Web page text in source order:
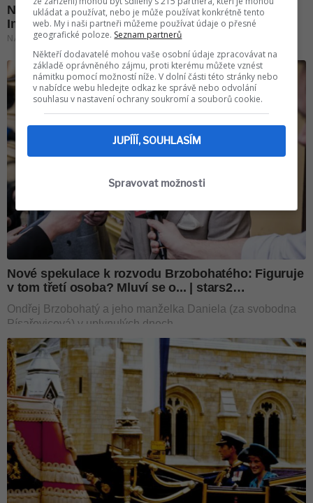
ukládat a používat, nebo je může používat konkrétně tento
web. My i naši partneři můžeme používat údaje o přesné
geografické poloze. Seznam partnerů
Někteří dodavatelé mohou vaše osobní údaje zpracovávat na
základě oprávněného zájmu, proti kterému můžete vznést
námitku pomocí možností níže. V dolní části této stránky nebo
v nabídce webu hledejte odkaz ke správě nebo odvolání
souhlasu v nastavení ochrany soukromí a souborů cookie.
JUPÍÍÍ, SOUHLASÍM
Spravovat možnosti